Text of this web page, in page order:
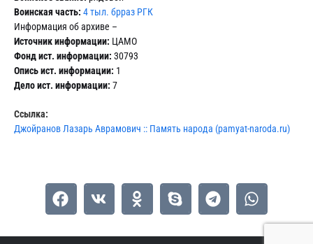
Воинская часть: 4 тыл. брраз РГК
Информация об архиве –
Источник информации: ЦАМО
Фонд ист. информации: 30793
Опись ист. информации: 1
Дело ист. информации: 7
Ссылка:
Джойранов Лазарь Аврамович :: Память народа (pamyat-naroda.ru)